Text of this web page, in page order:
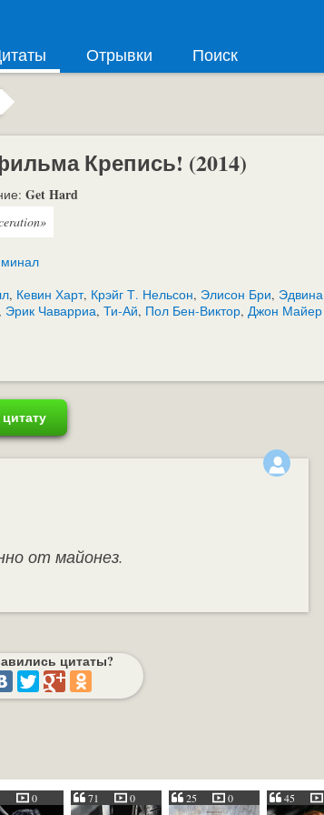
Отрывки Поиск
Крепись! (2014)
Get Hard
, Кевин Харт, Крэйг Т. Нельсон, Элисон Бри, Эдвина
, Эрик Чаварриа, Ти-Ай, Пол Бен-Виктор, Джон Майер
от майонез.
цитаты?
0 71 0 25 0 45